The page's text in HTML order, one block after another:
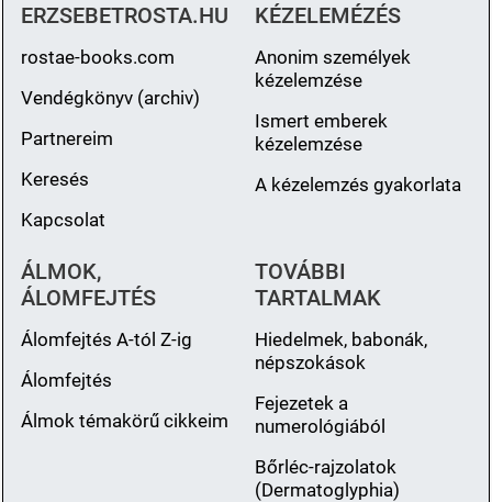
ERZSEBETROSTA.HU
rostae-books.com
Vendégkönyv (archiv)
Partnereim
Keresés
Kapcsolat
KÉZELEMÉZÉS
Anonim személyek
kézelemzése
Ismert emberek
kézelemzése
A kézelemzés gyakorlata
ÁLMOK,
ÁLOMFEJTÉS
Álomfejtés A-tól Z-ig
Álomfejtés
Álmok témakörű cikkeim
TOVÁBBI
TARTALMAK
Hiedelmek, babonák,
népszokások
Fejezetek a
numerológiából
Bőrléc-rajzolatok
(Dermatoglyphia)